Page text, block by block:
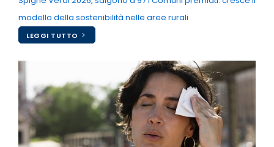
modello della sostenibilità nelle aree rurali
LEGGI TUTTO